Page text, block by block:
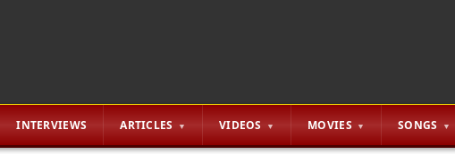
INTERVIEWS ARTICLES VIDEOS MOVIES SONGS